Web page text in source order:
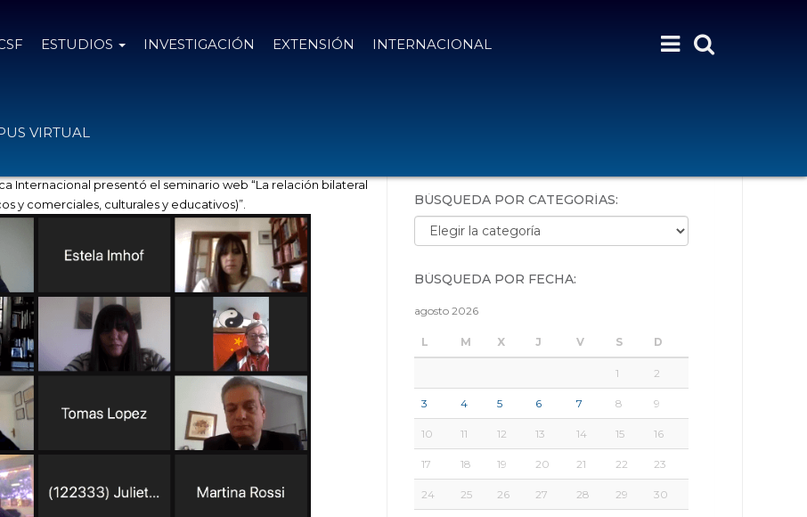
ESTUDIOS INVESTIGACIÓN EXTENSIÓN INTERNACIONAL
VIRTUAL
Internacional presentó el seminario web “La relación bilateral
y comerciales, culturales y educativos)”.
BÚSQUEDA POR CATEGORÍAS:
Búsqueda por categorías:
BÚSQUEDA POR FECHA:
agosto 2026
L M X J V S D
1 2
3 4 5 6 7 8 9
10 11 12 13 14 15 16
17 18 19 20 21 22 23
24 25 26 27 28 29 30